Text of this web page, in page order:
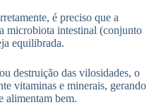
é preciso que a
microbiota intestinal (conjunto
equilibrada.
destruição das vilosidades, o
vitaminas e minerais, gerando
alimentam bem.